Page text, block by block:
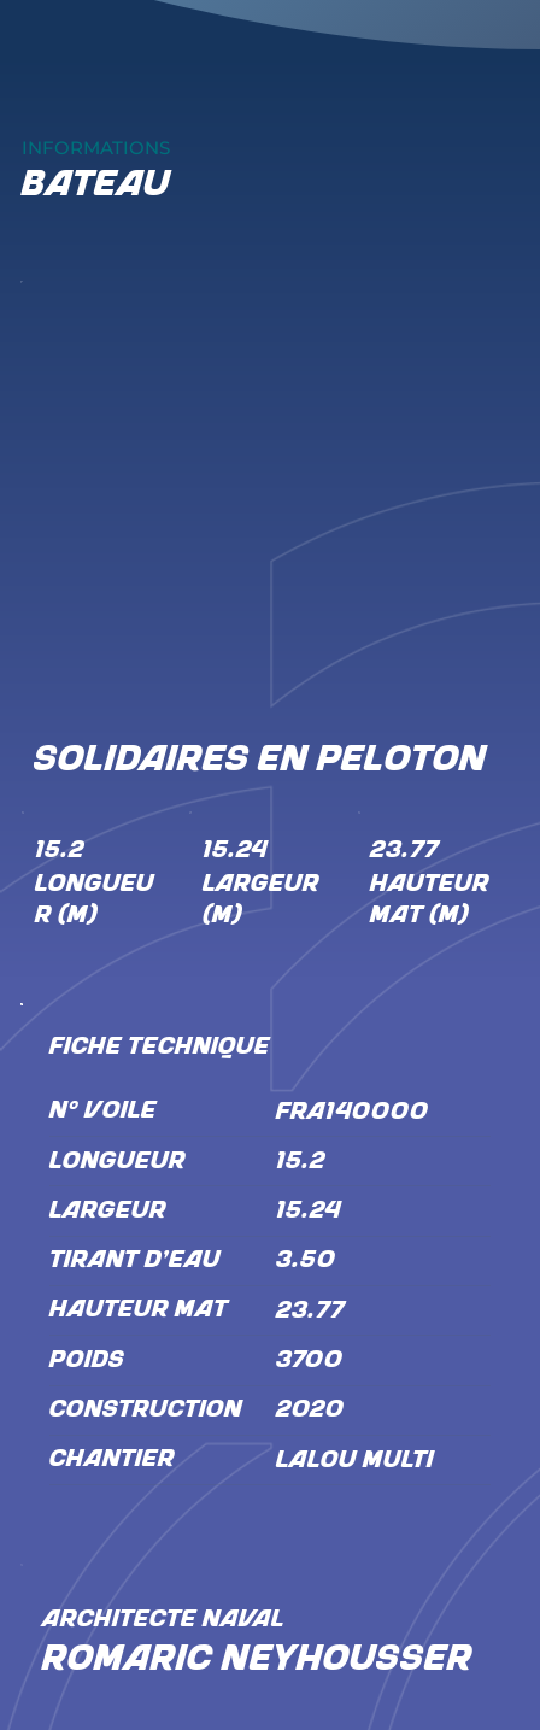
INFORMATIONS
bateau
FICHE TECHNIQUE
POIDS 3700
CONSTRUCTION 2020
CHANTIER LALOU MULTI
HAUTEUR MÂT 23.77
TIRANT D'EAU 3.50
LARGEUR 15.24
LONGUEUR 15.2
N° VOILE FRA140000
ARCHITECTE NAVAL
Romaric NEYHOUSSER
23.77
HAUTEUR
MÂT (M)
15.2
LONGUEU
R (M)
15.24
LARGEUR
(M)
SOLIDAIRES EN PELOTON